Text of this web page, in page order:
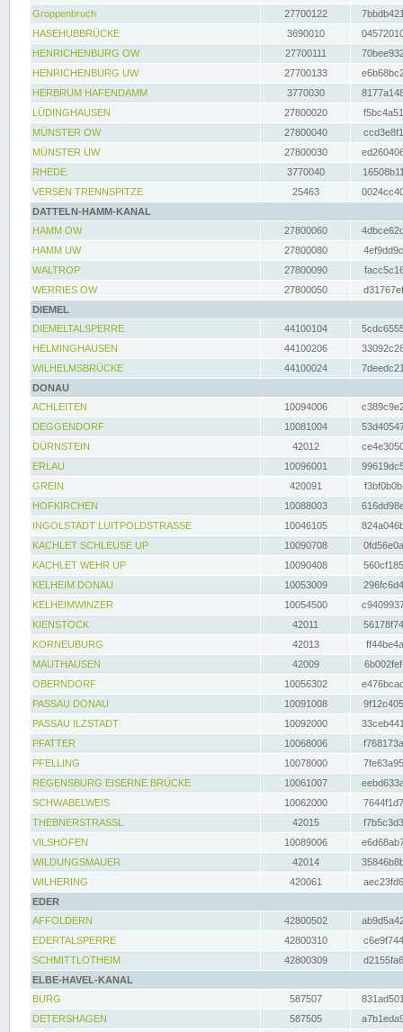
Groppenbruch
27700122
HASEHUBBRÜCKE
3690010
HENRICHENBURG OW
27700111
HENRICHENBURG UW
27700133
HERBRUM HAFENDAMM
3770030
LÜDINGHAUSEN
27800020
MÜNSTER OW
27800040
MÜNSTER UW
27800030
RHEDE
3770040
VERSEN TRENNSPITZE
25463
DATTELN-HAMM-KANAL
HAMM OW
27800060
HAMM UW
27800080
WALTROP
27800090
WERRIES OW
27800050
DIEMEL
DIEMELTALSPERRE
44100104
HELMINGHAUSEN
44100206
WILHELMSBRÜCKE
44100024
DONAU
ACHLEITEN
10094006
DEGGENDORF
10081004
DÜRNSTEIN
42012
ERLAU
10096001
GREIN
420091
HOFKIRCHEN
10088003
INGOLSTADT LUITPOLDSTRASSE
10046105
KACHLET SCHLEUSE UP
10090708
KACHLET WEHR UP
10090408
KELHEIM DONAU
10053009
KELHEIMWINZER
10054500
KIENSTOCK
42011
KORNEUBURG
42013
MAUTHAUSEN
42009
OBERNDORF
10056302
PASSAU DONAU
10091008
PASSAU ILZSTADT
10092000
PFATTER
10068006
PFELLING
10078000
REGENSBURG EISERNE BRÜCKE
10061007
SCHWABELWEIS
10062000
THEBNERSTRASSL
42015
VILSHOFEN
10089006
WILDUNGSMAUER
42014
WILHERING
420061
EDER
AFFOLDERN
42800502
EDERTALSPERRE
42800310
SCHMITTLOTHEIM
42800309
ELBE-HAVEL-KANAL
BURG
587507
DETERSHAGEN
587505